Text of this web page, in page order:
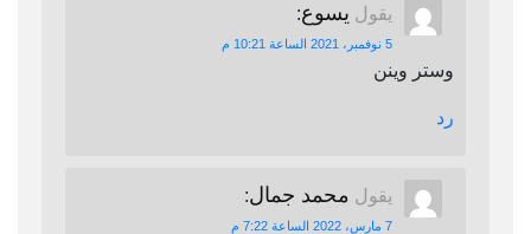
يقول يسوع:
5 نوفمبر، 2021 الساعة 10:21 م
وستر وينن
رد
يقول محمد جمال:
7 مارس، 2022 الساعة 7:22 م